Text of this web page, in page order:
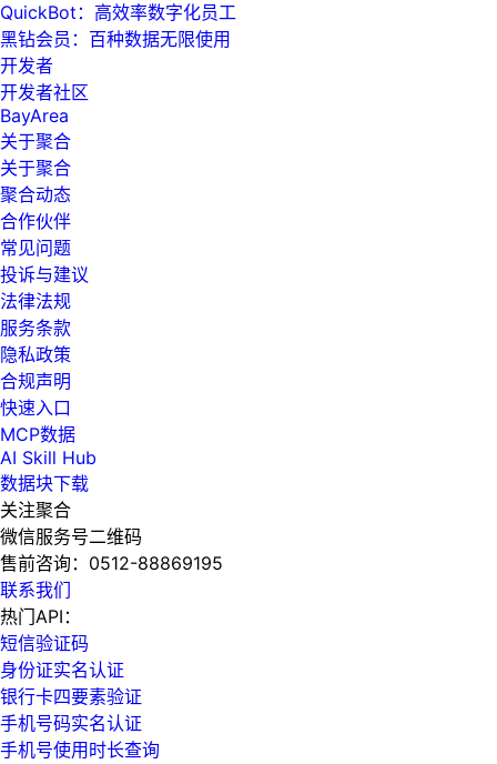
QuickBot：高效率数字化员工
黑钻会员：百种数据无限使用
开发者
开发者社区
BayArea
关于聚合
关于聚合
聚合动态
合作伙伴
常见问题
投诉与建议
法律法规
服务条款
隐私政策
合规声明
快速入口
MCP数据
AI Skill Hub
数据块下载
关注聚合
微信服务号二维码
售前咨询： 0512-88869195
联系我们
热门API：
短信验证码
身份证实名认证
银行卡四要素验证
手机号码实名认证
手机号使用时长查询